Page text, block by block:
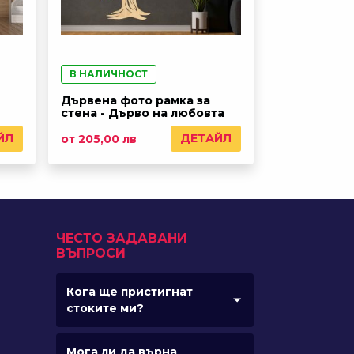
В НАЛИЧНОСТ
Дървена фото рамка за
стена - Дърво на любовта
от 205,00 лв
ДЕТАЙЛ
ЧЕСТО ЗАДАВАНИ
ВЪПРОСИ
Кога ще пристигнат
стоките ми?